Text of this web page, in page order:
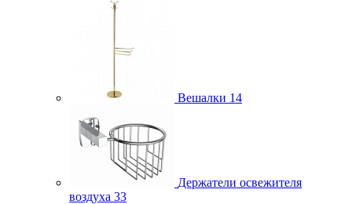
Вешалки 14
Держатели освежителя
воздуха 33